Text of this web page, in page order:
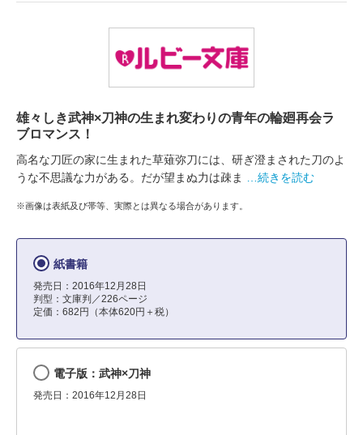
雄々しき武神×刀神の生まれ変わりの青年の輪廻再会ラ
ブロマンス！
高名な刀匠の家に生まれた草薙弥刀には、研ぎ澄まされた刀のよ
うな不思議な力がある。だが望まぬ力は疎ま
…続きを読む
※画像は表紙及び帯等、実際とは異なる場合があります。
紙書籍
発売日：2016年12月28日
判型：文庫判／226ページ
定価：682円（本体620円＋税）
電子版：武神×刀神
発売日：2016年12月28日